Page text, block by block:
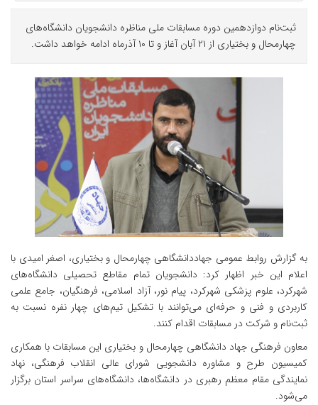
ثبت‌نام دوازدهمین دوره مسابقات ملی مناظره دانشجویان دانشگاه‌های
چهارمحال و بختیاری از ۲۱ آبان آغاز و تا ۱۰ آذرماه ادامه خواهد داشت.
به گزارش روابط عمومی جهاددانشگاهی چهارمحال و بختیاری، اصغر امیدی با
اعلام این خبر اظهار کرد: دانشجویان تمام مقاطع تحصیلی دانشگاه‌های
شهرکرد، علوم پزشکی شهرکرد، پیام نور، آزاد اسلامی، فرهنگیان، جامع علمی
کاربردی و فنی و حرفه‌ای می‌توانند با تشکیل تیم‌های چهار نفره نسبت به
ثبت‌نام و شرکت در مسابقات اقدام کنند.
معاون فرهنگی جهاد دانشگاهی چهارمحال و بختیاری این مسابقات با همکاری
کمیسیون طرح و مشاوره دانشجویی شورای عالی انقلاب فرهنگی، نهاد
نمایندگی مقام معظم رهبری در دانشگاه‌ها، دانشگاه‌های سراسر استان برگزار
می‌شود.